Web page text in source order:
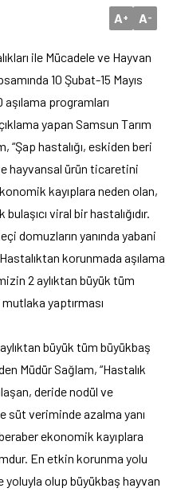
A+ A-
ile Mücadele ve Hayvan
10 Şubat-15 Mayıs
programları
yapan Samsun Tarım
“Şap hastalığı, eskiden beri
hayvansal ürün ticaretini
kayıplara neden olan,
viral bir hastalığıdır.
domuzların yanında yabani
korunmada aşılama
2 aylıktan büyük tüm
mutlaka yaptırması
aylıktan büyük tüm büyükbaş
Müdür Sağlam, “Hastalık
deride nodül ve
süt veriminde azalma yanı
ekonomik kayıplara
En etkin korunma yolu
yoluyla olup büyükbaş hayvan